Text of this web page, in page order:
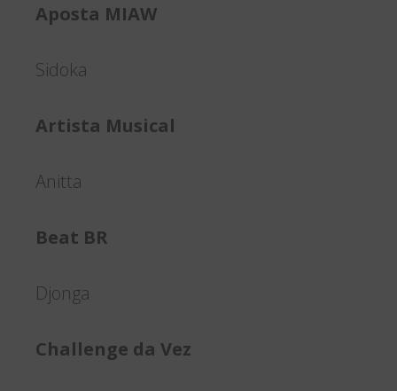
Aposta MIAW
Sidoka
Artista Musical
Anitta
Beat BR
Djonga
Challenge da Vez